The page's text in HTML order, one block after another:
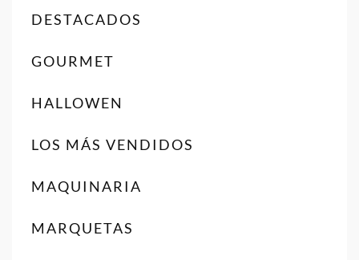
DESTACADOS
GOURMET
HALLOWEN
LOS MÁS VENDIDOS
MAQUINARIA
MARQUETAS